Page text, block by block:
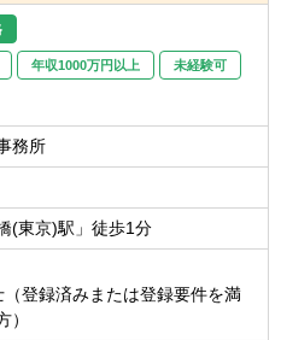
年収1000万円以上 未経験可
務所
(東京)駅」徒歩1分
登録済みまたは登録要件を満
）